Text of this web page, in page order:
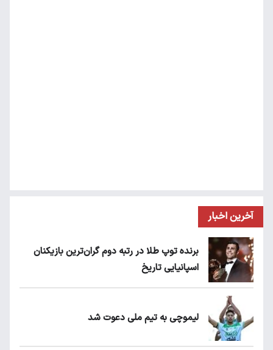
آخرین اخبار
برنده توپ طلا در رتبه دوم گران‌ترین بازیکنان
اسپانیایی تاریخ
لیموچی به تیم ملی دعوت شد